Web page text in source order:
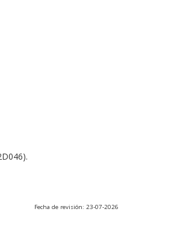
Fecha de revisión: 23-07-2026